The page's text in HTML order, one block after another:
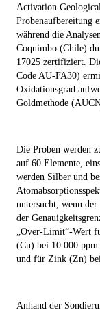
Activation
Probenaufbereitung
während die
Coquimbo (Chile)
17025 zertifiziert.
Code AU-FA30)
Oxidationsgrad
Goldmethode
Die Proben werden
auf 60 Elemente,
werden Silber und
untersucht, wenn
der
„Over-Limit“-Wert
(Cu) bei 10.000
und für Zink (Zn)
Anhand der